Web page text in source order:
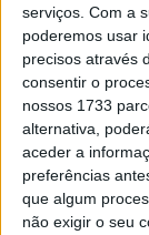
serviços. Com a
poderemos usar
precisos através
consentir o
nossos 1733
alternativa,
aceder a
preferências
que algum
não exigir o seu
Se for aleito no
Viseu
produtores,
investigação e
A candidatura